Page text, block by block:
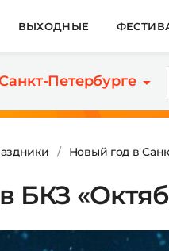
ВЫХОДНЫЕ
Петербурге
Новый год в
БКЗ